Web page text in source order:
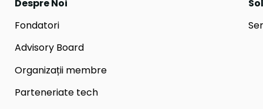
Despre Noi
Fondatori
Advisory Board
Organizații membre
Parteneriate tech